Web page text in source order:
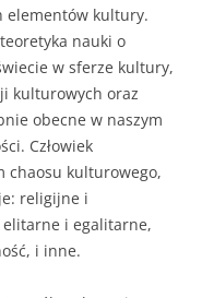
elementów kultury.
nauki o
w sferze kultury,
kulturowych oraz
obecne w naszym
Człowiek
chaosu kulturowego,
religijne i
i egalitarne,
i inne.